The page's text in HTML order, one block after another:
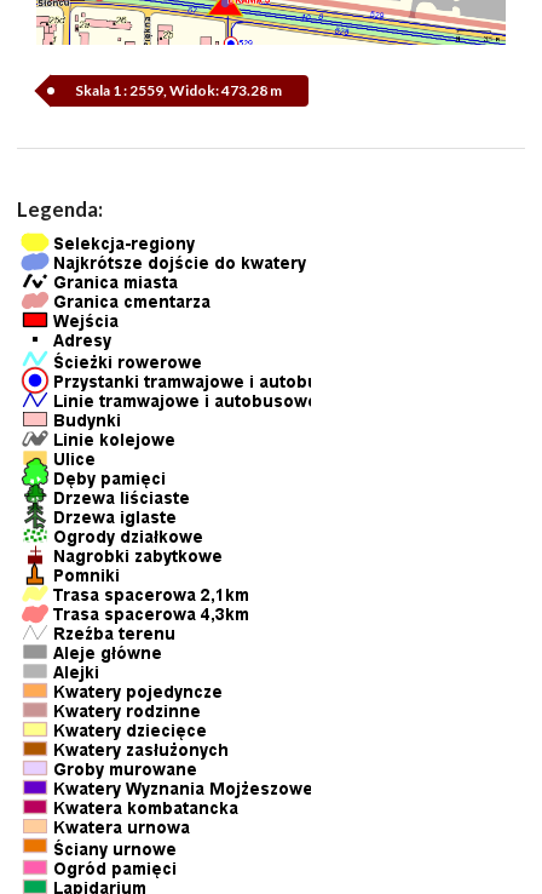
Skala 1 : 2559, Widok: 473.28 m
Legenda: